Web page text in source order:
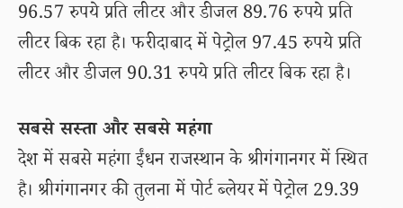
96.57 रुपये प्रति लीटर और डीजल 89.76 रुपये प्रति
लीटर बिक रहा है। फरीदाबाद में पेट्रोल 97.45 रुपये प्रति
लीटर और डीजल 90.31 रुपये प्रति लीटर बिक रहा है।
सबसे सस्ता और सबसे महंगा
देश में सबसे महंगा ईंधन राजस्थान के श्रीगंगानगर में स्थित
है। श्रीगंगानगर की तुलना में पोर्ट ब्लेयर में पेट्रोल 29.39